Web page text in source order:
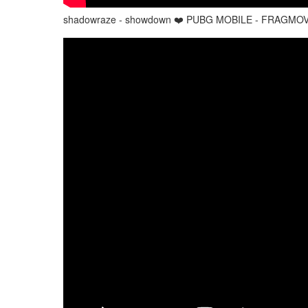
shadowraze - showdown ❤️ PUBG MOBILE -